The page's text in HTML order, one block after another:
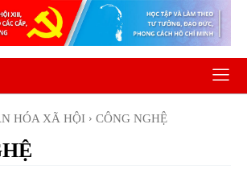
HÓA XÃ HỘI CÔNG NGHỆ